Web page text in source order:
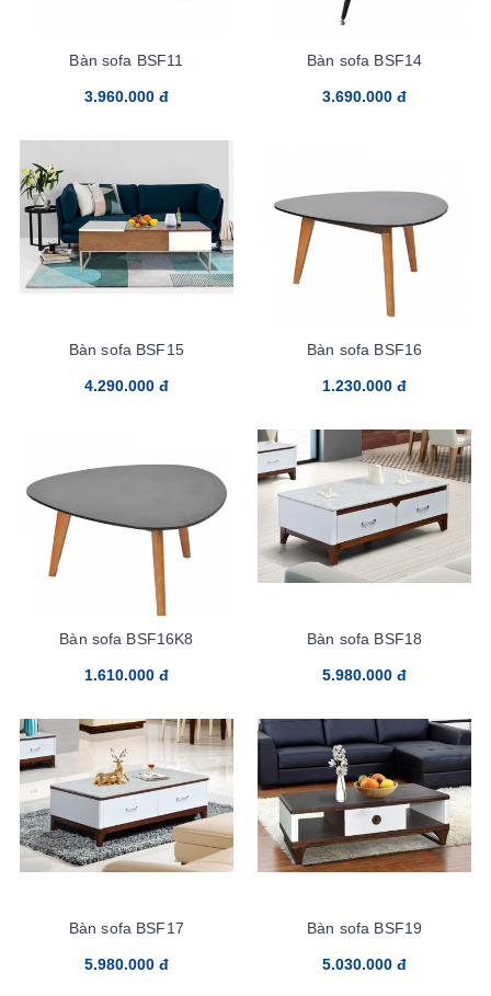
Bàn sofa BSF11
3.960.000 đ
Bàn sofa BSF14
3.690.000 đ
Bàn sofa BSF15
4.290.000 đ
Bàn sofa BSF16
1.230.000 đ
Bàn sofa BSF16K8
1.610.000 đ
Bàn sofa BSF18
5.980.000 đ
Bàn sofa BSF17
5.980.000 đ
Bàn sofa BSF19
5.030.000 đ